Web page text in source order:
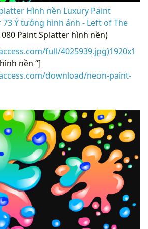
Hình nền Luxury Paint
Ý tưởng hình ảnh - Left of The
Paint Splatter hình nền)
full/4025939.jpg)1920x1
nền “]
download/neon-paint-